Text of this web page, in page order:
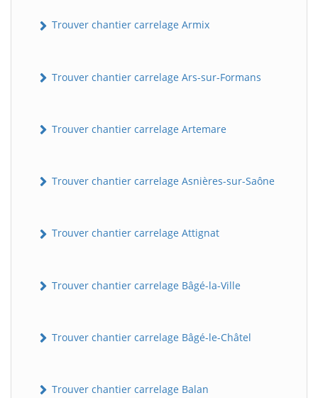
Trouver chantier carrelage Armix
Trouver chantier carrelage Ars-sur-Formans
Trouver chantier carrelage Artemare
Trouver chantier carrelage Asnières-sur-Saône
Trouver chantier carrelage Attignat
Trouver chantier carrelage Bâgé-la-Ville
Trouver chantier carrelage Bâgé-le-Châtel
Trouver chantier carrelage Balan